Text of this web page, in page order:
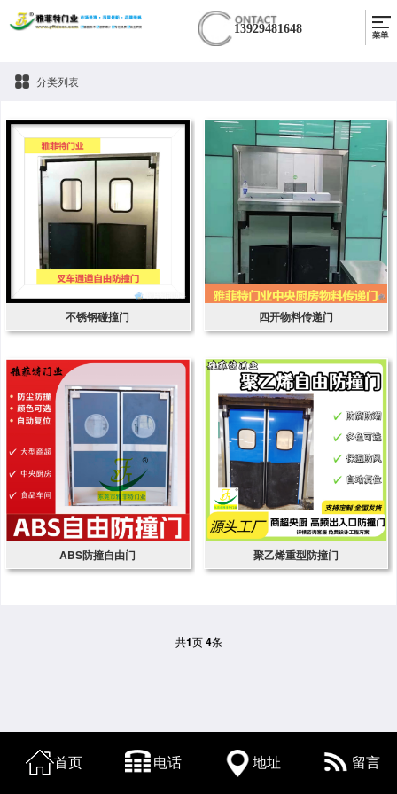
13929481648
分类列表
不锈钢碰撞门 四开物料传递门
ABS防撞自由门 聚乙烯重型防撞门
共1页4条
首页 电话 地址 留言